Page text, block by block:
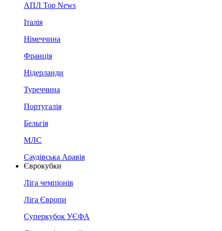
АПЛ Top News
Італія
Німеччина
Франція
Нідерланди
Туреччина
Португалія
Бельгія
МЛС
Саудівська Аравія
Єврокубки
Ліга чемпіонів
Ліга Європи
Суперкубок УЄФА